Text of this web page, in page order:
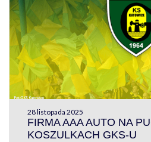
28 listopada 2025
FIRMA AAA AUTO NA
KOSZULKACH GKS-U